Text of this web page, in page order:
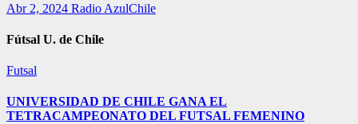
Abr 2, 2024 Radio AzulChile
Fútsal U. de Chile
Futsal
UNIVERSIDAD DE CHILE GANA EL
TETRACAMPEONATO DEL FUTSAL FEMENINO